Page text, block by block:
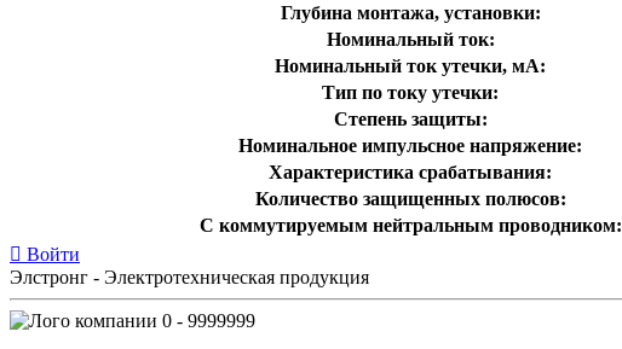
Глубина монтажа, установки:
Номинальный ток:
Номинальный ток утечки, мА:
Тип по току утечки:
Степень защиты:
Номинальное импульсное напряжение:
Характеристика срабатывания:
Количество защищенных полюсов:
С коммутируемым нейтральным проводником:
Войти
Элстронг - Электротехническая продукция
0 - 9999999